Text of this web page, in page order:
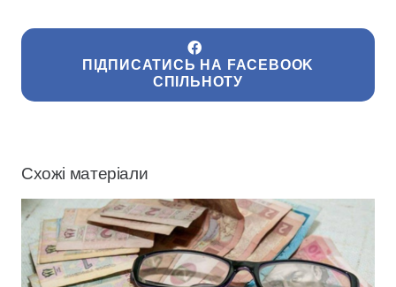
ПІДПИСАТИСЬ НА FACEBOOK
СПІЛЬНОТУ
Схожі матеріали